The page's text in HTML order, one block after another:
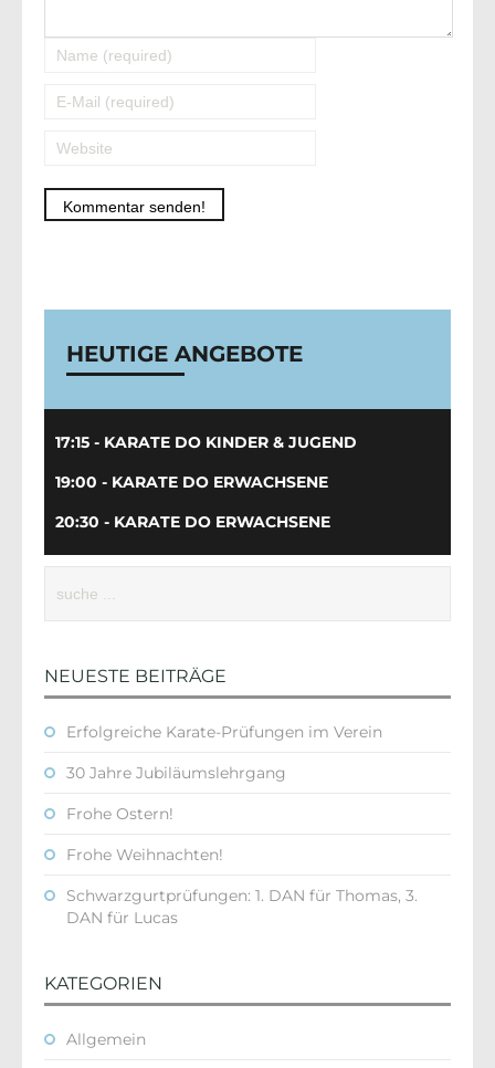
HEUTIGE ANGEBOTE
17:15 - KARATE DO KINDER & JUGEND
19:00 - KARATE DO ERWACHSENE
20:30 - KARATE DO ERWACHSENE
NEUESTE BEITRÄGE
Erfolgreiche Karate-Prüfungen im Verein
30 Jahre Jubiläumslehrgang
Frohe Ostern!
Frohe Weihnachten!
Schwarzgurtprüfungen: 1. DAN für Thomas, 3.
DAN für Lucas
KATEGORIEN
Allgemein